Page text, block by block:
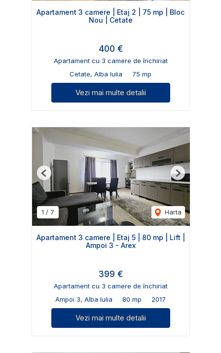
Apartament 3 camere | Etaj 2 | 75 mp | Bloc
Nou | Cetate
400 €
Apartament cu 3 camere de închiriat
Cetate, Alba Iulia
75 mp
Vezi mai multe detalii
1 / 7 Harta
Previous Next
Apartament 3 camere | Etaj 5 | 80 mp | Lift |
Ampoi 3 - Arex
399 €
Apartament cu 3 camere de închiriat
Ampoi 3, Alba Iulia
80 mp 2017
Vezi mai multe detalii